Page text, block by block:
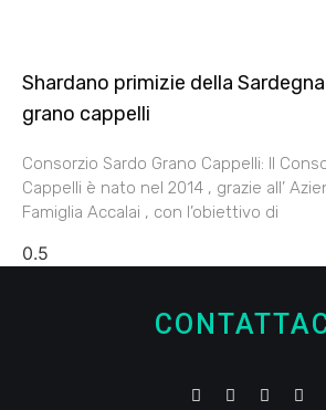
Shardano primizie della
grano cappelli
Consorzio Sardo Grano Cappelli: Il
Cappelli è nato nel 2014 , grazie all’
Famiglia Accalai , con l’obiettivo di